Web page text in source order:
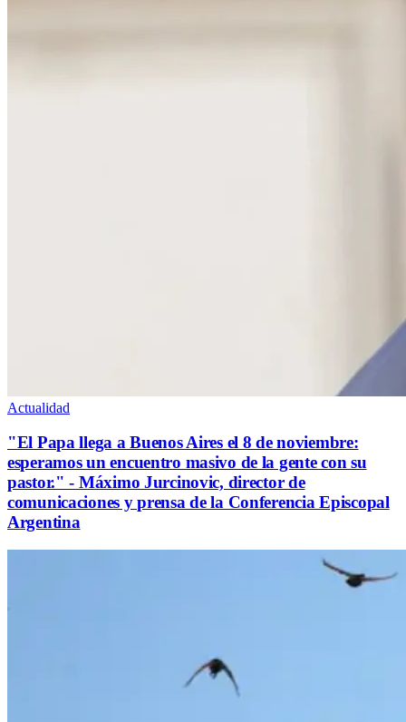
Actualidad
"El Papa llega a Buenos Aires el 8 de noviembre:
esperamos un encuentro masivo de la gente con su
pastor." - Máximo Jurcinovic, director de
comunicaciones y prensa de la Conferencia Episcopal
Argentina